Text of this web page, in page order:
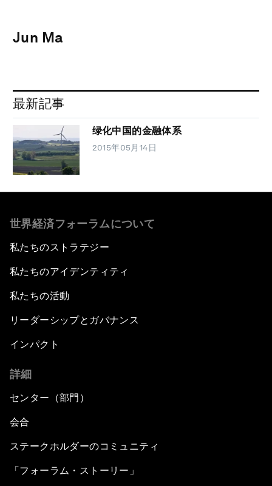
Jun Ma
最新記事
绿化中国的金融体系
2015年05月14日
世界経済フォーラムについて
私たちのストラテジー
私たちのアイデンティティ
私たちの活動
リーダーシップとガバナンス
インパクト
詳細
センター（部門）
会合
ステークホルダーのコミュニティ
「フォーラム・ストーリー」